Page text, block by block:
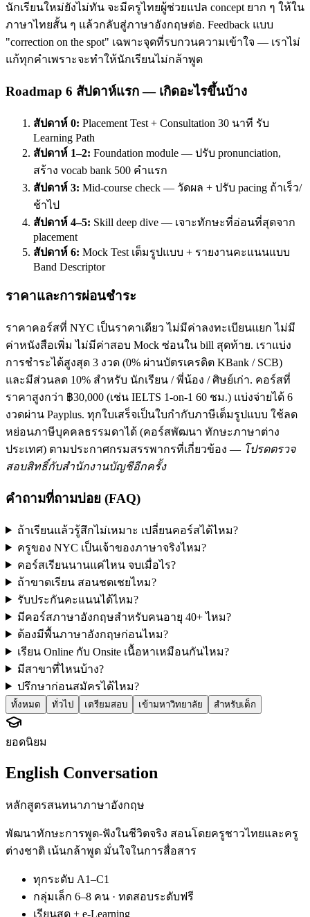
นักเรียนใหม่ยังไม่ทัน จะมีครูไทยผู้ช่วยแปล concept ยาก ๆ ให้ใน
ภาษาไทยสั้น ๆ แล้วกลับสู่ภาษาอังกฤษต่อ. Feedback แบบ
"correction on the spot" เฉพาะจุดที่รบกวนความเข้าใจ — เราไม่
แก้ทุกคำเพราะจะทำให้นักเรียนไม่กล้าพูด
Roadmap 6 สัปดาห์แรก — เกิดอะไรขึ้นบ้าง
สัปดาห์ 0: Placement Test + Consultation 30 นาที รับ
Learning Path
สัปดาห์ 1–2: Foundation module — ปรับ pronunciation,
สร้าง vocab bank 500 คำแรก
สัปดาห์ 3: Mid-course check — วัดผล + ปรับ pacing ถ้าเร็ว/
ช้าไป
สัปดาห์ 4–5: Skill deep dive — เจาะทักษะที่อ่อนที่สุดจาก
placement
สัปดาห์ 6: Mock Test เต็มรูปแบบ + รายงานคะแนนแบบ
Band Descriptor
ราคาและการผ่อนชำระ
ราคาคอร์สที่ NYC เป็นราคาเดียว ไม่มีค่าลงทะเบียนแยก ไม่มี
ค่าหนังสือเพิ่ม ไม่มีค่าสอบ Mock ซ่อนใน bill สุดท้าย. เราแบ่ง
การชำระได้สูงสุด 3 งวด (0% ผ่านบัตรเครดิต KBank / SCB)
และมีส่วนลด 10% สำหรับ นักเรียน / พี่น้อง / ศิษย์เก่า. คอร์สที่
ราคาสูงกว่า ฿30,000 (เช่น IELTS 1-on-1 60 ชม.) แบ่งจ่ายได้ 6
งวดผ่าน Payplus. ทุกใบเสร็จเป็นใบกำกับภาษีเต็มรูปแบบ ใช้ลด
หย่อนภาษีบุคคลธรรมดาได้ (คอร์สพัฒนา ทักษะภาษาต่าง
ประเทศ) ตามประกาศกรมสรรพากรที่เกี่ยวข้อง — โปรดตรวจ
สอบสิทธิ์กับสำนักงานบัญชีอีกครั้ง
คำถามที่ถามบ่อย (FAQ)
ถ้าเรียนแล้วรู้สึกไม่เหมาะ เปลี่ยนคอร์สได้ไหม?
ครูของ NYC เป็นเจ้าของภาษาจริงไหม?
คอร์สเรียนนานแค่ไหน จบเมื่อไร?
ถ้าขาดเรียน สอนชดเชยไหม?
รับประกันคะแนนได้ไหม?
มีคอร์สภาษาอังกฤษสำหรับคนอายุ 40+ ไหม?
ต้องมีพื้นภาษาอังกฤษก่อนไหม?
เรียน Online กับ Onsite เนื้อหาเหมือนกันไหม?
มีสาขาที่ไหนบ้าง?
ปรึกษาก่อนสมัครได้ไหม?
ทั้งหมด ทั่วไป เตรียมสอบ เข้ามหาวิทยาลัย สำหรับเด็ก
ยอดนิยม
English Conversation
หลักสูตรสนทนาภาษาอังกฤษ
พัฒนาทักษะการพูด-ฟังในชีวิตจริง สอนโดยครูชาวไทยและครู
ต่างชาติ เน้นกล้าพูด มั่นใจในการสื่อสาร
ทุกระดับ A1–C1
กลุ่มเล็ก 6–8 คน · ทดสอบระดับฟรี
เรียนสด + e-Learning